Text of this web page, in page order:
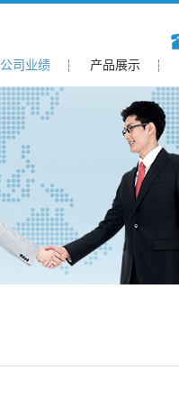
公司业绩 产品展示